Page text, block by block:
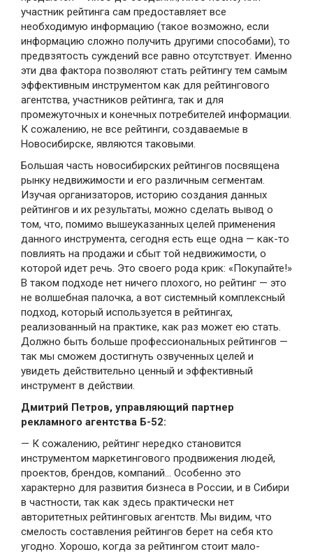
участник рейтинга сам предоставляет все
необходимую информацию (такое возможно, если
информацию сложно получить другими способами), то
предвзятость суждений все равно отсутствует. Именно
эти два фактора позволяют стать рейтингу тем самым
эффективным инструментом как для рейтингового
агентства, участников рейтинга, так и для
промежуточных и конечных потребителей информации.
К сожалению, не все рейтинги, создаваемые в
Новосибирске, являются таковыми.
Большая часть новосибирских рейтингов посвящена
рынку недвижимости и его различным сегментам.
Изучая организаторов, историю создания данных
рейтингов и их результаты, можно сделать вывод о
том, что, помимо вышеуказанных целей применения
данного инструмента, сегодня есть еще одна — как-то
повлиять на продажи и сбыт той недвижимости, о
которой идет речь. Это своего рода крик: «Покупайте!»
В таком подходе нет ничего плохого, но рейтинг — это
не волшебная палочка, а вот системный комплексный
подход, который используется в рейтингах,
реализованный на практике, как раз может ею стать.
Должно быть больше профессиональных рейтингов —
так мы сможем достигнуть озвученных целей и
увидеть действительно ценный и эффективный
инструмент в действии.
Дмитрий Петров, управляющий партнер
рекламного агентства Б-52:
— К сожалению, рейтинг нередко становится
инструментом маркетингового продвижения людей,
проектов, брендов, компаний… Особенно это
характерно для развития бизнеса в России, и в Сибири
в частности, так как здесь практически нет
авторитетных рейтинговых агентств. Мы видим, что
смелость составления рейтингов берет на себя кто
угодно. Хорошо, когда за рейтингом стоит мало-